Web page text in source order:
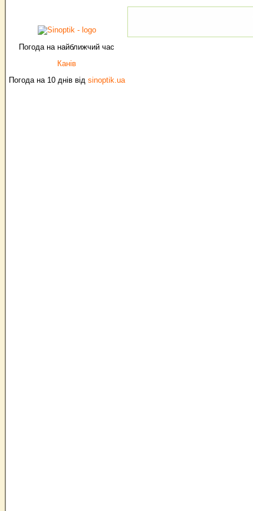
Погода на найближчий час
Канів
Погода на 10 днів від sinoptik.ua